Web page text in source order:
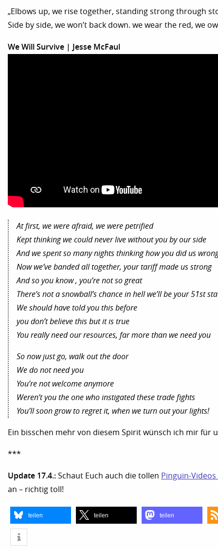
„Elbows up, we rise together, standing strong through
Side by side, we won’t back down. we wear the red, we
We Will Survive | Jesse McFaul
At first, we were afraid, we were petrified
Kept thinking we could never live without you by our side
And we spent so many nights thinking how you did us
Now we’ve banded all together, your tariff made us strong
And so you know , you’re not so great
There’s not a snowball’s chance in hell we’ll be your 51st
We should have told you this before
you don’t believe this but it is true
You really need our resources, far more than we need you
So now just go, walk out the door
We do not need you
You’re not welcome anymore
Weren’t you the one who instigated these trade fights
You’ll soon grow to regret it, when we turn out your lights!
Ein bisschen mehr von diesem Spirit wünsch ich mir für
***
Update 17.4.: Schaut Euch auch die tollen Pinguin-Videos
an – richtig toll!
teilen teilen teilen